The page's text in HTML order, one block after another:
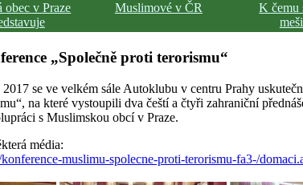
obec v Praze
Muslimové v ČR
K čemu
„Společně proti terorismu“
se ve velkém sále Autoklubu v centru Prahy
na které vystoupili dva čeští a čtyři zahraniční
s Muslimskou obcí v Praze.
média:
muslimu-spolecne-proti-terorismu-fa3-/